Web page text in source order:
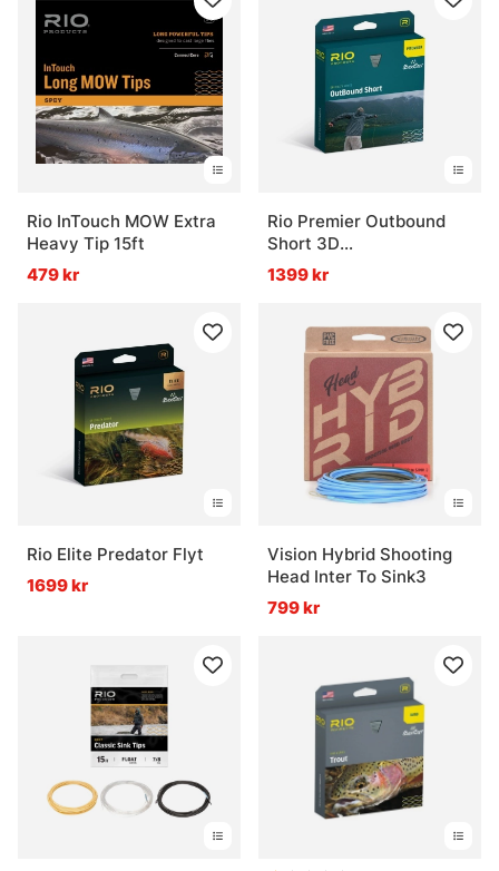
Rio InTouch MOW Extra
Heavy Tip 15ft
479 kr
Rio Premier Outbound
Short 3D
Intermediate/Sjunk5/Sjunk7
1399 kr
Rio Elite Predator Flyt
1699 kr
Vision Hybrid Shooting
Head Inter To Sink3
799 kr